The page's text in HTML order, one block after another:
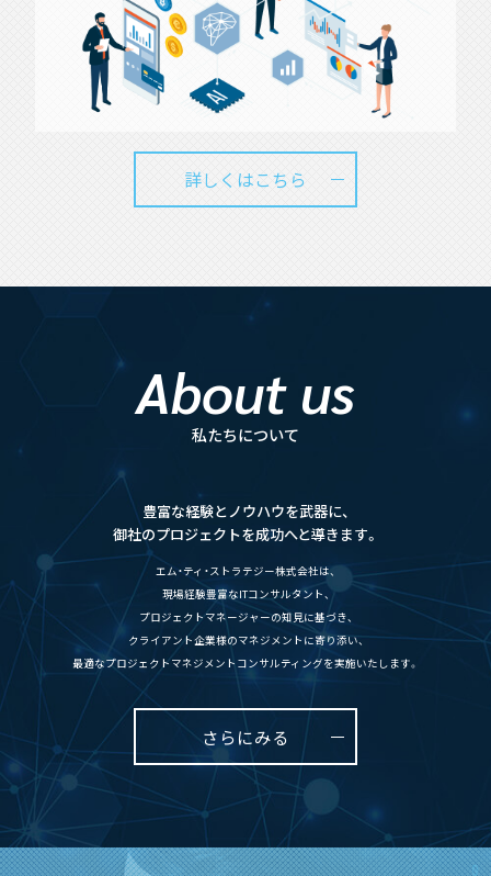
詳しくはこちら
About us
私たちについて
豊富な経験とノウハウを武器に、
御社のプロジェクトを成功へと導きます。
エム・ティ・ストラテジー株式会社は、
現場経験豊富なITコンサルタント、
プロジェクトマネージャーの知見に基づき、
クライアント企業様のマネジメントに寄り添い、
最適なプロジェクトマネジメントコンサルティングを実施いたします。
さらにみる